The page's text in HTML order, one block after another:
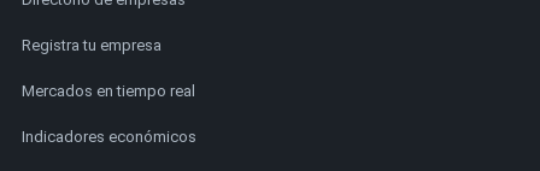
Registra tu empresa
Mercados en tiempo real
Indicadores económicos